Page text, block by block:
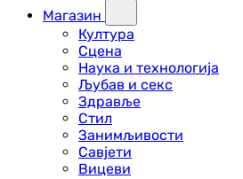
Магазин
Култура
Сцена
Наука и технологија
Љубав и секс
Здравље
Стил
Занимљивости
Савјети
Вицеви